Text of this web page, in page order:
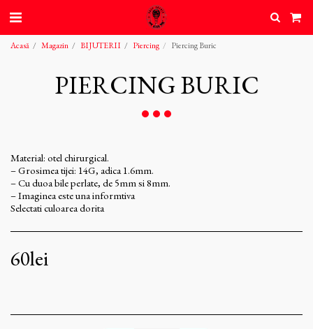
Acasă Magazin BIJUTERII Piercing Piercing Buric
PIERCING BURIC
Material: otel chirurgical.
– Grosimea tijei: 14G, adica 1.6mm.
– Cu duoa bile perlate, de 5mm si 8mm.
– Imaginea este una informtiva
Selectati culoarea dorita
60lei